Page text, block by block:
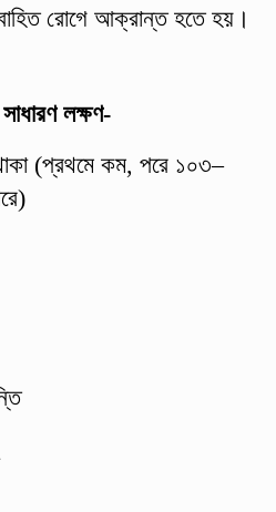
রোগে আক্রান্ত হতে হয়।
লক্ষণ-
(প্রথমে কম, পরে ১০৩–